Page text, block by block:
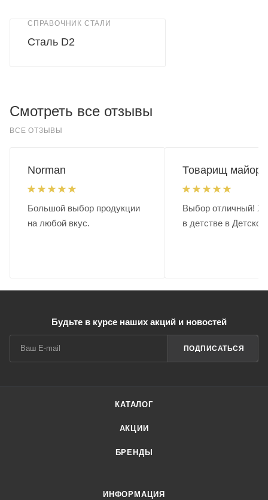
СПРАВОЧНИК СТАЛИ
Сталь D2
Смотреть все отзывы
ВСЕ ОТЗЫВЫ
Norman
Большой выбор продукции
на любой вкус.
Товарищ майор.
Выбор отличный!
в детстве в
Будьте в курсе наших акций и новостей
ПОДПИСАТЬСЯ
КАТАЛОГ
АКЦИИ
БРЕНДЫ
ИНФОРМАЦИЯ